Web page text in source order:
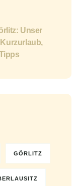
Unser
GÖRLITZ